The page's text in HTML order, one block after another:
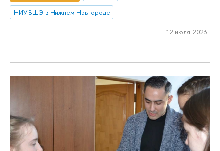
НИУ ВШЭ в Нижнем Новгороде
12 июля 2023